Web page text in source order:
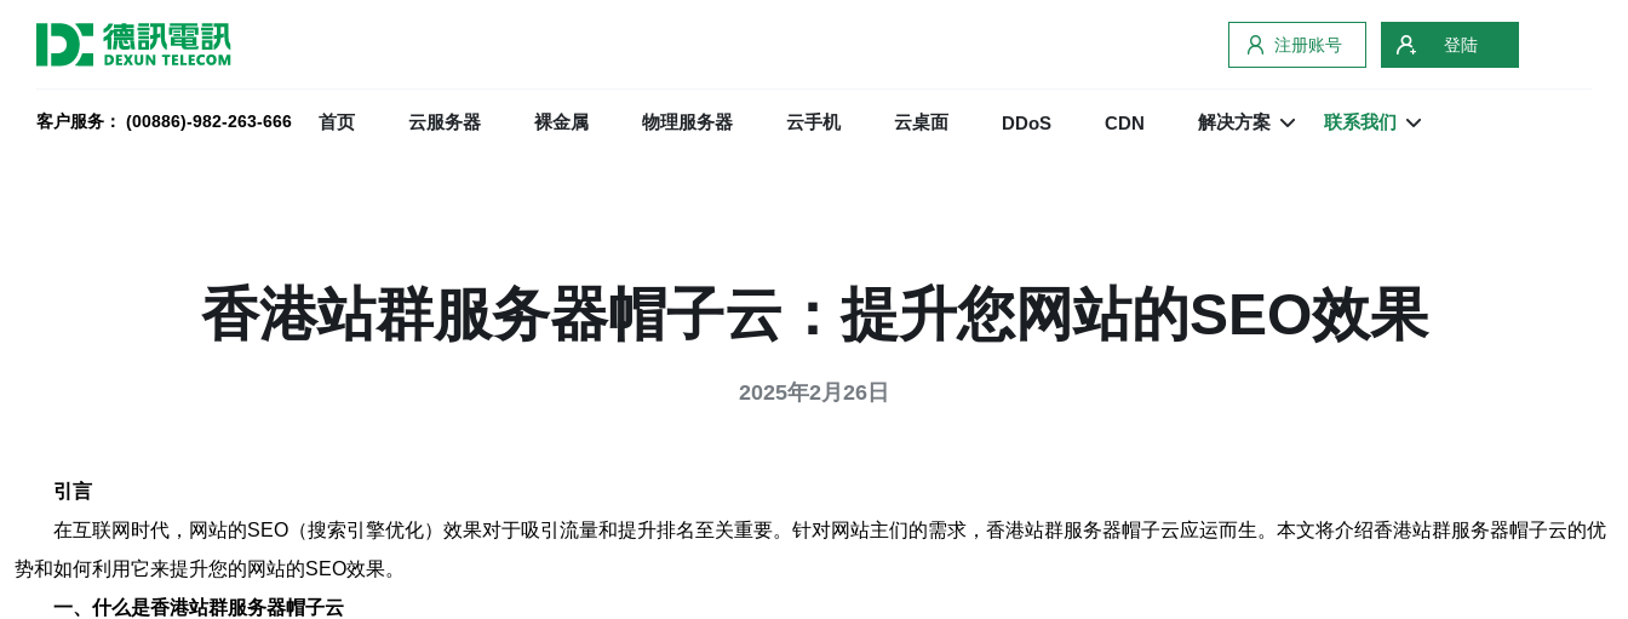
注册账号 登陆
客户服务： (00886)-982-263-666 首页 云服务器 裸金属 物理服务器 云手机 云桌面 DDoS CDN 解决方案 联系我们
香港站群服务器帽子云：提升您网站的SEO效果
2025年2月26日
引言
在互联网时代，网站的SEO（搜索引擎优化）效果对于吸引流量和提升排名至关重要。针对网站主们的需求，香港站群服务器帽子云应运而生。本文将介绍香港站群服务器帽子云的优
势和如何利用它来提升您的网站的SEO效果。
一、什么是香港站群服务器帽子云